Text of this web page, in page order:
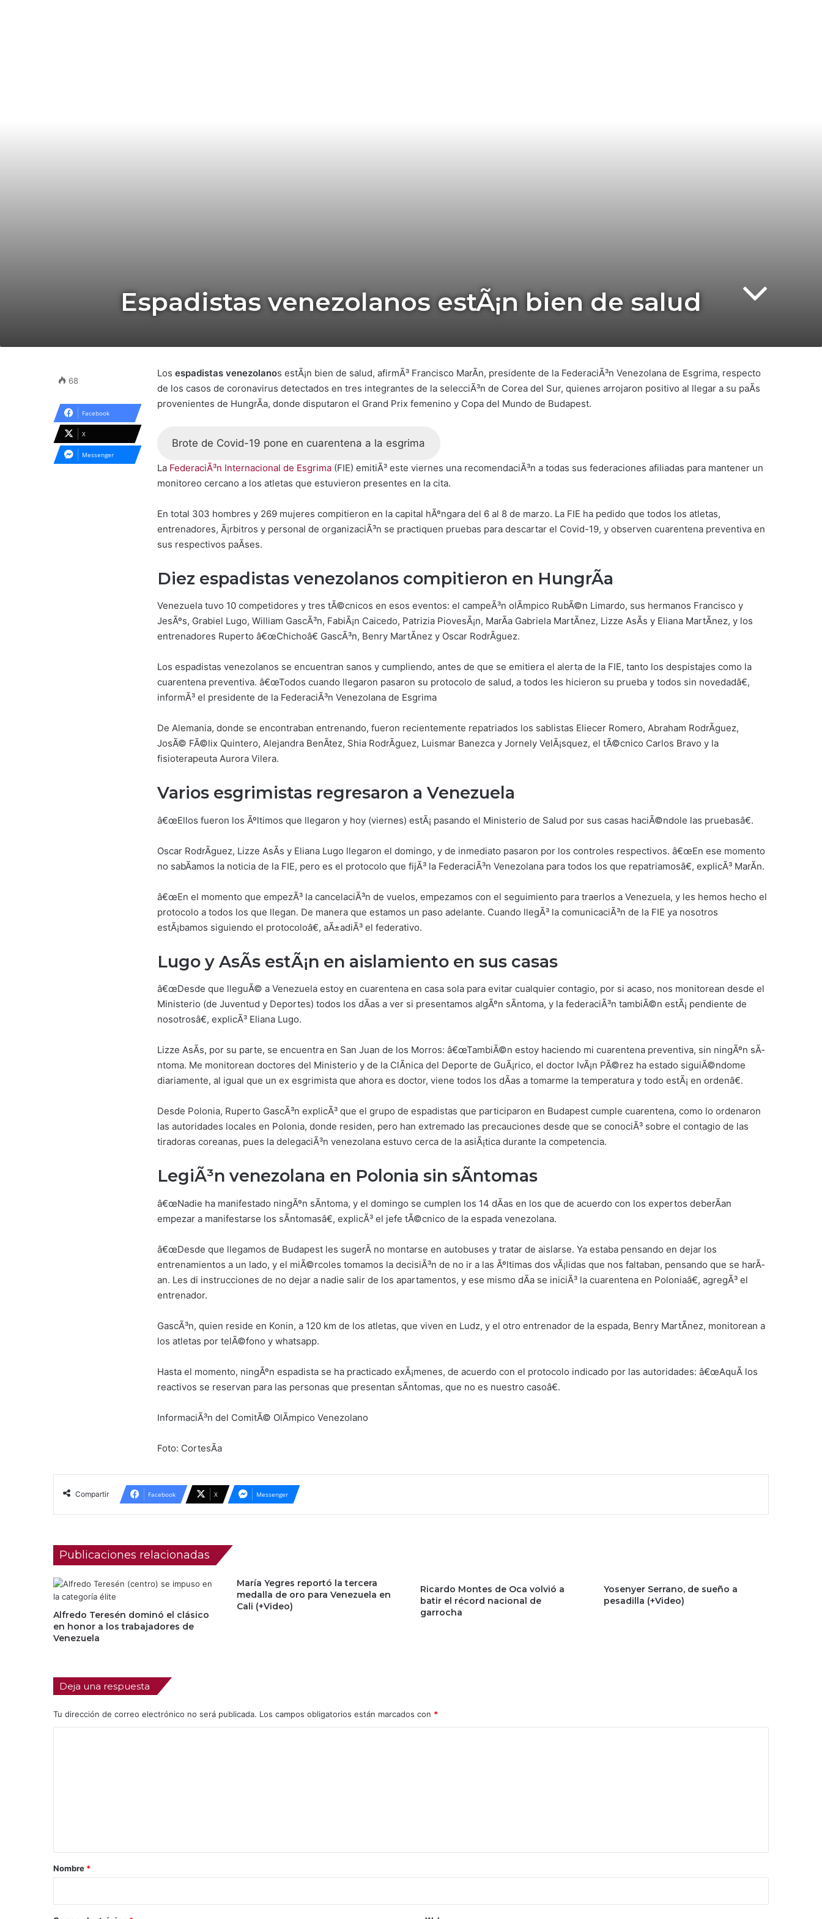
Espadistas venezolanos estÃ¡n bien de salud
Los espadistas venezolanos estÃ¡n bien de salud, afirmÃ³ Francisco MarÃ­n, presidente de la FederaciÃ³n Venezolana de Esgrima, respecto
de los casos de coronavirus detectados en tres integrantes de la selecciÃ³n de Corea del Sur, quienes arrojaron positivo al llegar a su paÃ­s
provenientes de HungrÃ­a, donde disputaron el Grand Prix femenino y Copa del Mundo de Budapest.
Brote de Covid-19 pone en cuarentena a la esgrima
La FederaciÃ³n Internacional de Esgrima (FIE) emitiÃ³ este viernes una recomendaciÃ³n a todas sus federaciones afiliadas para mantener un
monitoreo cercano a los atletas que estuvieron presentes en la cita.
En total 303 hombres y 269 mujeres compitieron en la capital hÃºngara del 6 al 8 de marzo. La FIE ha pedido que todos los atletas,
entrenadores, Ã¡rbitros y personal de organizaciÃ³n se practiquen pruebas para descartar el Covid-19, y observen cuarentena preventiva en
sus respectivos paÃ­ses.
Diez espadistas venezolanos compitieron en HungrÃ­a
Venezuela tuvo 10 competidores y tres tÃ©cnicos en esos eventos: el campeÃ³n olÃ­mpico RubÃ©n Limardo, sus hermanos Francisco y
JesÃºs, Grabiel Lugo, William GascÃ³n, FabiÃ¡n Caicedo, Patrizia PiovesÃ¡n, MarÃ­a Gabriela MartÃ­nez, Lizze AsÃ­s y Eliana MartÃ­nez, y los
entrenadores Ruperto â€œChichoâ€ GascÃ³n, Benry MartÃ­nez y Oscar RodrÃ­guez.
Los espadistas venezolanos se encuentran sanos y cumpliendo, antes de que se emitiera el alerta de la FIE, tanto los despistajes como la
cuarentena preventiva. â€œTodos cuando llegaron pasaron su protocolo de salud, a todos les hicieron su prueba y todos sin novedadâ€,
informÃ³ el presidente de la FederaciÃ³n Venezolana de Esgrima
De Alemania, donde se encontraban entrenando, fueron recientemente repatriados los sablistas Eliecer Romero, Abraham RodrÃ­guez,
JosÃ© FÃ©lix Quintero, Alejandra BenÃ­tez, Shia RodrÃ­guez, Luismar Banezca y Jornely VelÃ¡squez, el tÃ©cnico Carlos Bravo y la
fisioterapeuta Aurora Vilera.
Varios esgrimistas regresaron a Venezuela
â€œEllos fueron los Ãºltimos que llegaron y hoy (viernes) estÃ¡ pasando el Ministerio de Salud por sus casas haciÃ©ndole las pruebasâ€.
Oscar RodrÃ­guez, Lizze AsÃ­s y Eliana Lugo llegaron el domingo, y de inmediato pasaron por los controles respectivos. â€œEn ese momento
no sabÃ­amos la noticia de la FIE, pero es el protocolo que fijÃ³ la FederaciÃ³n Venezolana para todos los que repatriamosâ€, explicÃ³ MarÃ­n.
â€œEn el momento que empezÃ³ la cancelaciÃ³n de vuelos, empezamos con el seguimiento para traerlos a Venezuela, y les hemos hecho el
protocolo a todos los que llegan. De manera que estamos un paso adelante. Cuando llegÃ³ la comunicaciÃ³n de la FIE ya nosotros
estÃ¡bamos siguiendo el protocoloâ€, aÃ±adiÃ³ el federativo.
Lugo y AsÃ­s estÃ¡n en aislamiento en sus casas
â€œDesde que lleguÃ© a Venezuela estoy en cuarentena en casa sola para evitar cualquier contagio, por si acaso, nos monitorean desde el
Ministerio (de Juventud y Deportes) todos los dÃ­as a ver si presentamos algÃºn sÃ­ntoma, y la federaciÃ³n tambiÃ©n estÃ¡ pendiente de
nosotrosâ€, explicÃ³ Eliana Lugo.
Lizze AsÃ­s, por su parte, se encuentra en San Juan de los Morros: â€œTambiÃ©n estoy haciendo mi cuarentena preventiva, sin ningÃºn sÃ­
ntoma. Me monitorean doctores del Ministerio y de la ClÃ­nica del Deporte de GuÃ¡rico, el doctor IvÃ¡n PÃ©rez ha estado siguiÃ©ndome
diariamente, al igual que un ex esgrimista que ahora es doctor, viene todos los dÃ­as a tomarme la temperatura y todo estÃ¡ en ordenâ€.
Desde Polonia, Ruperto GascÃ³n explicÃ³ que el grupo de espadistas que participaron en Budapest cumple cuarentena, como lo ordenaron
las autoridades locales en Polonia, donde residen, pero han extremado las precauciones desde que se conociÃ³ sobre el contagio de las
tiradoras coreanas, pues la delegaciÃ³n venezolana estuvo cerca de la asiÃ¡tica durante la competencia.
LegiÃ³n venezolana en Polonia sin sÃ­ntomas
â€œNadie ha manifestado ningÃºn sÃ­ntoma, y el domingo se cumplen los 14 dÃ­as en los que de acuerdo con los expertos deberÃ­an
empezar a manifestarse los sÃ­ntomasâ€, explicÃ³ el jefe tÃ©cnico de la espada venezolana.
â€œDesde que llegamos de Budapest les sugerÃ­ no montarse en autobuses y tratar de aislarse. Ya estaba pensando en dejar los
entrenamientos a un lado, y el miÃ©rcoles tomamos la decisiÃ³n de no ir a las Ãºltimas dos vÃ¡lidas que nos faltaban, pensando que se harÃ­
an. Les di instrucciones de no dejar a nadie salir de los apartamentos, y ese mismo dÃ­a se iniciÃ³ la cuarentena en Poloniaâ€, agregÃ³ el
entrenador.
GascÃ³n, quien reside en Konin, a 120 km de los atletas, que viven en Ludz, y el otro entrenador de la espada, Benry MartÃ­nez, monitorean a
los atletas por telÃ©fono y whatsapp.
Hasta el momento, ningÃºn espadista se ha practicado exÃ¡menes, de acuerdo con el protocolo indicado por las autoridades: â€œAquÃ­ los
reactivos se reservan para las personas que presentan sÃ­ntomas, que no es nuestro casoâ€.
InformaciÃ³n del ComitÃ© OlÃ­mpico Venezolano
Foto: CortesÃ­a
68
Facebook
X
Messenger
Compartir Facebook X Messenger
Publicaciones relacionadas
Alfredo Teresén dominó el clásico
en honor a los trabajadores de
Venezuela
María Yegres reportó la tercera
medalla de oro para Venezuela en
Cali (+Video)
Ricardo Montes de Oca volvió a
batir el récord nacional de
garrocha
Yosenyer Serrano, de sueño a
pesadilla (+Video)
Deja una respuesta
Tu dirección de correo electrónico no será publicada. Los campos obligatorios están marcados con *
rNombre *